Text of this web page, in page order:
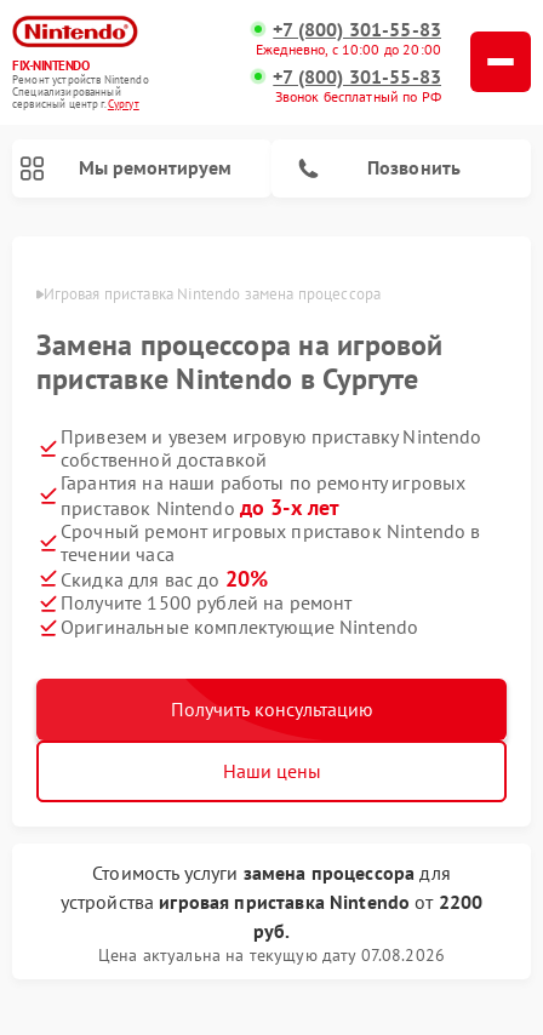
FIX-NINTENDO
Ремонт устройств Nintendo
Специализированный
cервисный центр г.Сургут
+7 (800) 301-55-83
Ежедневно, с 10:00 до 20:00
+7 (800) 301-55-83
Звонок бесплатный по РФ
Мы ремонтируем Позвонить
Игровая приставка Nintendo замена процессора
Замена процессора на игровой
приставке Nintendo в Сургуте
Привезем и увезем игровую приставку Nintendo
собственной доставкой
Гарантия на наши работы по ремонту игровых
приставок Nintendo до 3-х лет
Срочный ремонт игровых приставок Nintendo в
течении часа
Скидка для вас до 20%
Получите 1500 рублей на ремонт
Оригинальные комплектующие Nintendo
Получить консультацию
Наши цены
Стоимость услуги замена процессора для
устройства игровая приставка Nintendo от 2200
руб.
Цена актуальна на текущую дату 07.08.2026